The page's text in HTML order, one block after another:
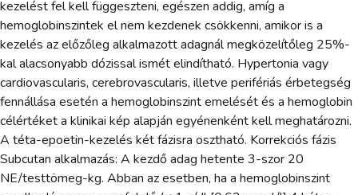
kezelést fel kell függeszteni, egészen addig, amíg a
hemoglobinszintek el nem kezdenek csökkenni, amikor is a
kezelés az előzőleg alkalmazott adagnál megközelítőleg 25%-
kal alacsonyabb dózissal ismét elindítható. Hypertonia vagy
cardiovascularis, cerebrovascularis, illetve perifériás érbetegség
fennállása esetén a hemoglobinszint emelését és a hemoglobin
célértéket a klinikai kép alapján egyénenként kell meghatározni.
A téta-epoetin-kezelés két fázisra osztható. Korrekciós fázis
Subcutan alkalmazás: A kezdő adag hetente 3-szor 20
NE/testtömeg-kg. Abban az esetben, ha a hemoglobinszint